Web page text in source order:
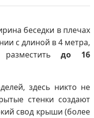
беседки в плечах
с длиной в 4 метра,
разместитьдо 16
здесь никто не
стенки создают
свод крыши (более